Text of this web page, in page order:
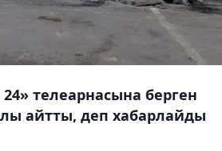
телеарнасына берген
айтты, деп хабарлайды